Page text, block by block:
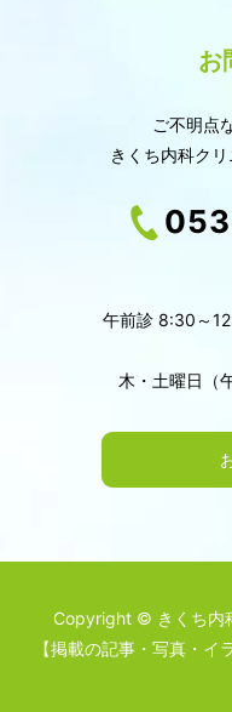
お
ご不明点
きくち内科クリ
午前診 8:30～
木・土曜日（
Copyright © きくち内
【掲載の記事・写真・